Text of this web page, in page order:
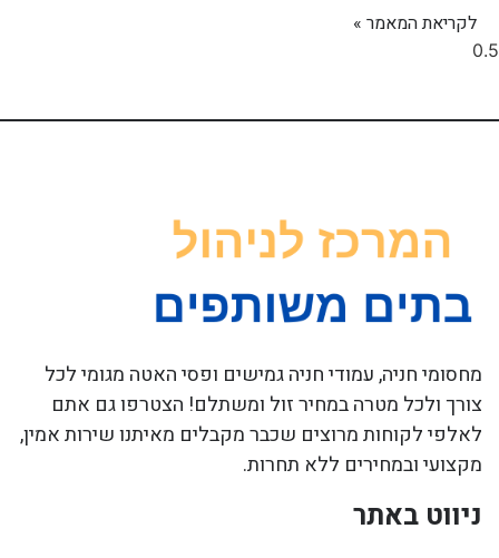
לקריאת המאמר »
מחסומי חניה, עמודי חניה גמישים ופסי האטה מגומי לכל
צורך ולכל מטרה במחיר זול ומשתלם! הצטרפו גם אתם
לאלפי לקוחות מרוצים שכבר מקבלים מאיתנו שירות אמין,
מקצועי ובמחירים ללא תחרות.
ניווט באתר